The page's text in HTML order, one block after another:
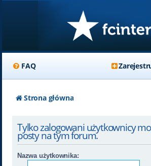
FAQ
Strona główna
Tylko zalogowani użytkownicy
posty na tym forum.
Nazwa użytkownika: